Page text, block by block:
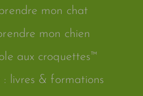
mon chat
mon chien
aux croquettes™
: livres & formations